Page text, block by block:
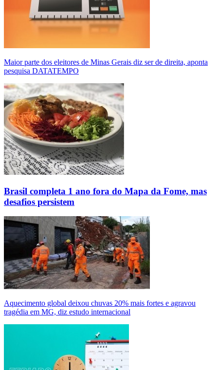
Maior parte dos eleitores de Minas Gerais diz ser de direita, aponta
pesquisa DATATEMPO
Brasil completa 1 ano fora do Mapa da Fome, mas
desafios persistem
Aquecimento global deixou chuvas 20% mais fortes e agravou
tragédia em MG, diz estudo internacional